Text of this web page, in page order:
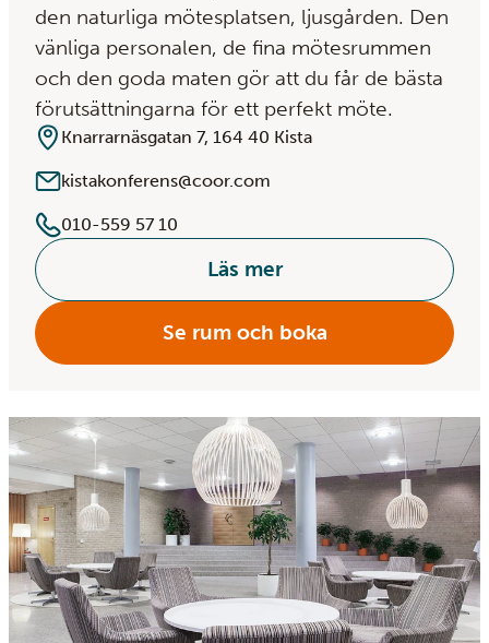
den naturliga mötesplatsen, ljusgården. Den
vänliga personalen, de fina mötesrummen
och den goda maten gör att du får de bästa
förutsättningarna för ett perfekt möte.
Knarrarnäsgatan 7, 164 40 Kista
kistakonferens@coor.com
010-559 57 10
Läs mer
Se rum och boka